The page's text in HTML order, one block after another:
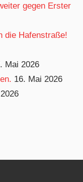
gegen Erster
die Hafenstraße!
Mai 2026
16. Mai 2026